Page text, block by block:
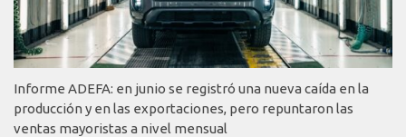
Informe ADEFA: en junio se registró una nueva caída en la
producción y en las exportaciones, pero repuntaron las
ventas mayoristas a nivel mensual